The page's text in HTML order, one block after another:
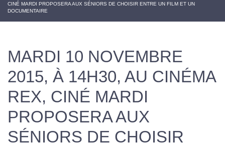
CINÉ MARDI PROPOSERA AUX SÉNIORS DE CHOISIR ENTRE UN FILM ET UN
DOCUMENTAIRE
MARDI 10 NOVEMBRE
2015, À 14H30, AU CINÉMA
REX, CINÉ MARDI
PROPOSERA AUX
SÉNIORS DE CHOISIR